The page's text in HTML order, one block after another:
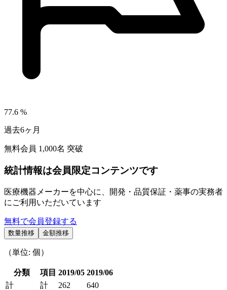
77.6 %
過去6ヶ月
無料会員 1,000名 突破
統計情報は会員限定コンテンツです
医療機器メーカーを中心に、開発・品質保証・薬事の実務者
にご利用いただいています
無料で会員登録する
数量推移 金額推移
（単位: 個）
分類 項目 2019/05 2019/06
計
計 262
640